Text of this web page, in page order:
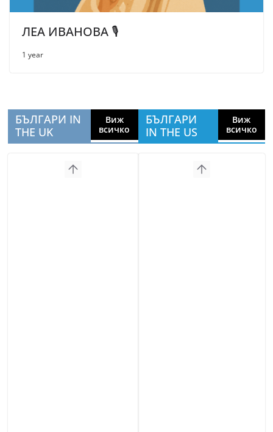
ЛЕА ИВАНОВА 🎙
1 year
БЪЛГАРИ IN
THE UK
Виж
всичко
БЪЛГАРИ
IN THE US
Виж
всичко